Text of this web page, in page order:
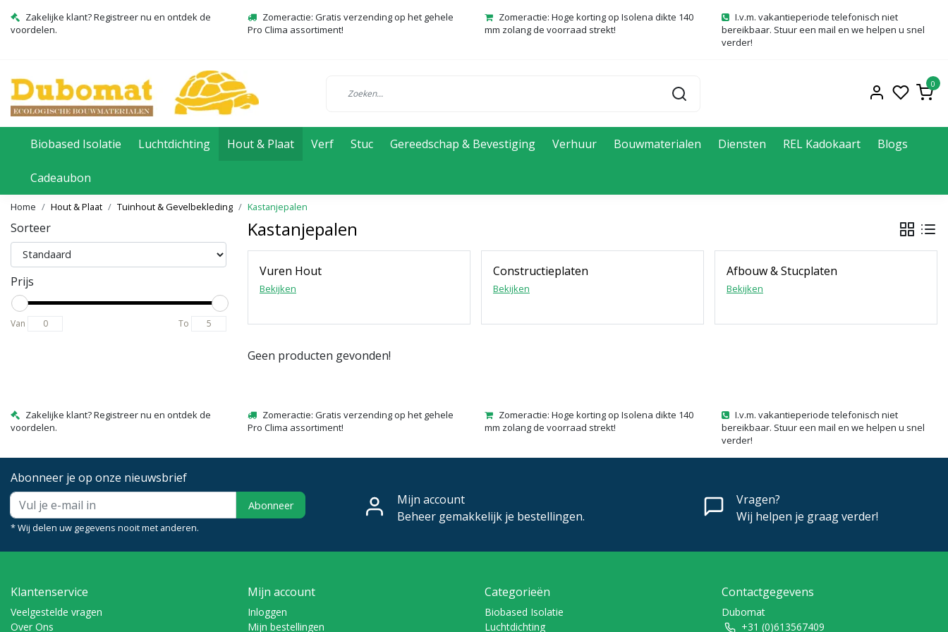
Zakelijke klant? Registreer nu en ontdek de
voordelen.
Zomeractie: Gratis verzending op het gehele
Pro Clima assortiment!
Zomeractie: Hoge korting op Isolena dikte 140
mm zolang de voorraad strekt!
I.v.m. vakantieperiode telefonisch niet
bereikbaar. Stuur een mail en we helpen u snel
verder!
0
Biobased Isolatie Luchtdichting Hout & Plaat Verf Stuc Gereedschap & Bevestiging Verhuur Bouwmaterialen Diensten REL Kadokaart Blogs
Cadeaubon
Home Hout & Plaat Tuinhout & Gevelbekleding Kastanjepalen
Sorteer
Prijs
Van To
Kastanjepalen
Toebehoren
Bekijken
Vuren Hout
Bekijken
Constructieplaten
Bekijken
Afbouw & Stucplaten
Bekijken
Geen producten gevonden!
Zakelijke klant? Registreer nu en ontdek de
voordelen.
Zomeractie: Gratis verzending op het gehele
Pro Clima assortiment!
Zomeractie: Hoge korting op Isolena dikte 140
mm zolang de voorraad strekt!
I.v.m. vakantieperiode telefonisch niet
bereikbaar. Stuur een mail en we helpen u snel
verder!
Abonneer je op onze nieuwsbrief
Abonneer
* Wij delen uw gegevens nooit met anderen.
Mijn account
Beheer gemakkelijk je bestellingen.
Vragen?
Wij helpen je graag verder!
Klantenservice
Veelgestelde vragen
Over Ons
Mijn account
Inloggen
Mijn bestellingen
Categorieën
Biobased Isolatie
Luchtdichting
Contactgegevens
Dubomat
+31 (0)613567409